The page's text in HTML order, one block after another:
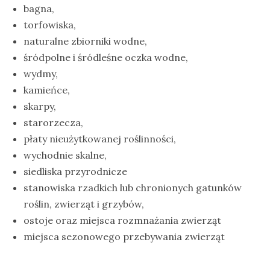
bagna,
torfowiska,
naturalne zbiorniki wodne,
śródpolne i śródleśne oczka wodne,
wydmy,
kamieńce,
skarpy,
starorzecza,
płaty nieużytkowanej roślinności,
wychodnie skalne,
siedliska przyrodnicze
stanowiska rzadkich lub chronionych gatunków
roślin, zwierząt i grzybów,
ostoje oraz miejsca rozmnażania zwierząt
miejsca sezonowego przebywania zwierząt